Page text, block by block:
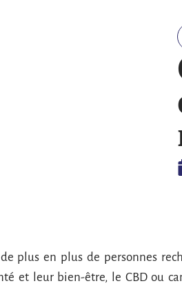
plus en plus de personnes
et leur bien-être, le CBD ou